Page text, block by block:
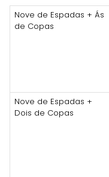
Nove de Espadas + Ás
de Copas
Nove de Espadas +
Dois de Copas